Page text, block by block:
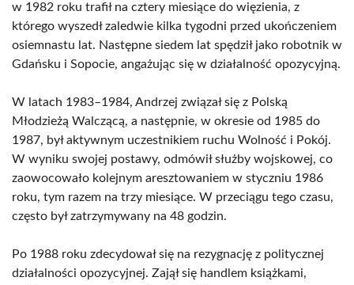
w 1982 roku trafił na cztery miesiące do więzienia, z
którego wyszedł zaledwie kilka tygodni przed ukończeniem
osiemnastu lat. Następne siedem lat spędził jako robotnik w
Gdańsku i Sopocie, angażując się w działalność opozycyjną.
W latach 1983–1984, Andrzej związał się z Polską
Młodzieżą Walczącą, a następnie, w okresie od 1985 do
1987, był aktywnym uczestnikiem ruchu Wolność i Pokój.
W wyniku swojej postawy, odmówił służby wojskowej, co
zaowocowało kolejnym aresztowaniem w styczniu 1986
roku, tym razem na trzy miesiące. W przeciągu tego czasu,
często był zatrzymywany na 48 godzin.
Po 1988 roku zdecydował się na rezygnację z politycznej
działalności opozycyjnej. Zajął się handlem książkami,